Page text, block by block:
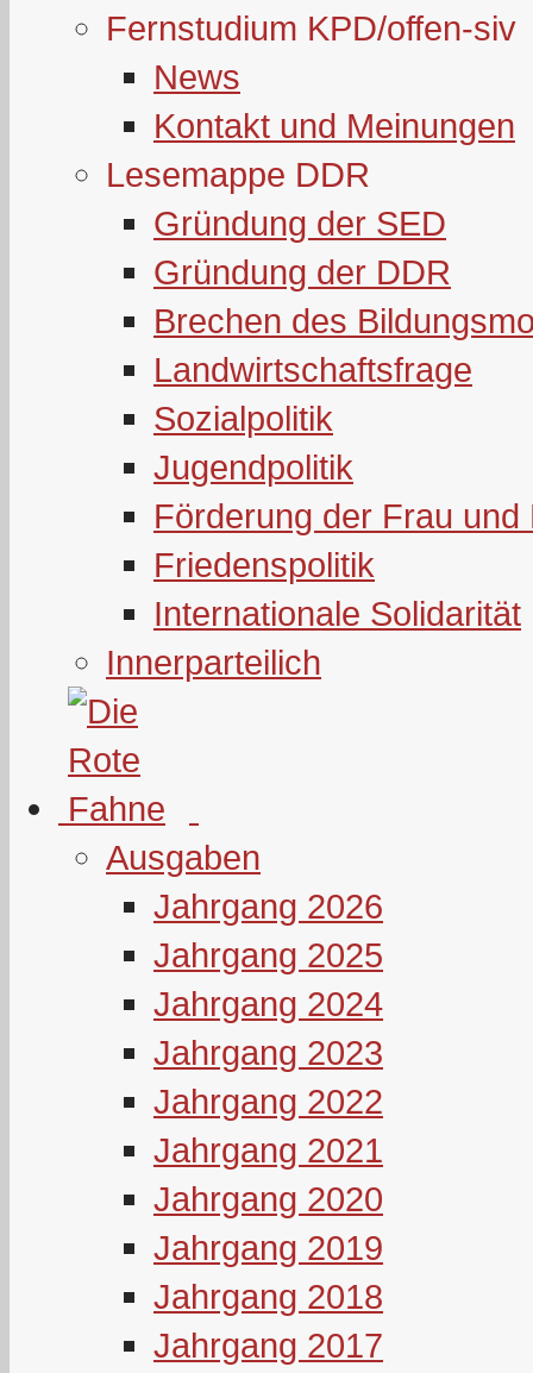
Fernstudium KPD/offen-siv
News
Kontakt und Meinungen
Lesemappe DDR
Gründung der SED
Gründung der DDR
Brechen des
Landwirtschaftsfrage
Sozialpolitik
Jugendpolitik
Förderung der Frau und
Friedenspolitik
Internationale Solidarität
Innerparteilich
Ausgaben
Jahrgang 2026
Jahrgang 2025
Jahrgang 2024
Jahrgang 2023
Jahrgang 2022
Jahrgang 2021
Jahrgang 2020
Jahrgang 2019
Jahrgang 2018
Jahrgang 2017